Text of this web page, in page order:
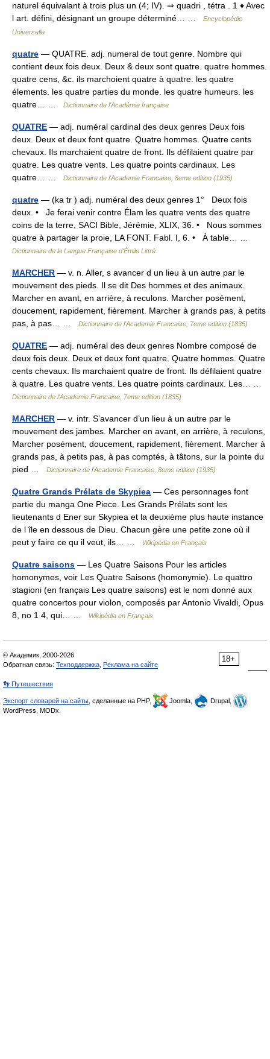
naturel équivalant à trois plus un (4; IV). ⇒ quadri , tétra . 1 ♦ Avec
l art. défini, désignant un groupe déterminé… …
Encyclopédie
Universelle
quatre — QUATRE. adj. numeral de tout genre. Nombre qui
contient deux fois deux. Deux & deux sont quatre. quatre hommes.
quatre cens, &c. ils marchoient quatre à quatre. les quatre
élements. les quatre parties du monde. les quatre humeurs. les
quatre… …
Dictionnaire de l'Académie française
QUATRE — adj. numéral cardinal des deux genres Deux fois
deux. Deux et deux font quatre. Quatre hommes. Quatre cents
chevaux. Ils marchaient quatre de front. Ils défilaient quatre par
quatre. Les quatre vents. Les quatre points cardinaux. Les
quatre… …
Dictionnaire de l'Academie Francaise, 8eme edition (1935)
quatre — (ka tr ) adj. numéral des deux genres 1° Deux fois
deux. • Je ferai venir contre Élam les quatre vents des quatre
coins de la terre, SACI Bible, Jérémie, XLIX, 36. • Nous sommes
quatre à partager la proie, LA FONT. Fabl. I, 6. • À table… …
Dictionnaire de la Langue Française d'Émile Littré
MARCHER — v. n. Aller, s avancer d un lieu à un autre par le
mouvement des pieds. Il se dit Des hommes et des animaux.
Marcher en avant, en arrière, à reculons. Marcher posément,
doucement, rapidement, fièrement. Marcher à grands pas, à petits
pas, à pas… …
Dictionnaire de l'Academie Francaise, 7eme edition (1835)
QUATRE — adj. numéral des deux genres Nombre composé de
deux fois deux. Deux et deux font quatre. Quatre hommes. Quatre
cents chevaux. Ils marchaient quatre de front. Ils défilaient quatre
à quatre. Les quatre vents. Les quatre points cardinaux. Les… …
Dictionnaire de l'Academie Francaise, 7eme edition (1835)
MARCHER — v. intr. S’avancer d’un lieu à un autre par le
mouvement des jambes. Marcher en avant, en arrière, à reculons,
Marcher posément, doucement, rapidement, fièrement. Marcher à
grands pas, à petits pas, à pas comptés, à tâtons, sur la pointe du
pied …
Dictionnaire de l'Academie Francaise, 8eme edition (1935)
Quatre Grands Prélats de Skypiea — Ces personnages font
partie du manga One Piece. Les Grands Prélats sont les
lieutenants d Ener sur Skypiea et la deuxième plus haute instance
de l île en dessous de Dieu. Chacun gère une petite zone où il
peut y faire ce qu il veut, ils… …
Wikipédia en Français
Quatre saisons — Les Quatre Saisons Pour les articles
homonymes, voir Les Quatre Saisons (homonymie). Le quattro
stagioni (en français Les quatre saisons) est le nom donné aux
quatre concertos pour violon, composés par Antonio Vivaldi, Opus
8, no 1 4, qui… …
Wikipédia en Français
18+
© Академик, 2000-2026
Обратная связь: Техподдержка Реклама на сайте
👣 Путешествия
Экспорт словарей на сайты , сделанные на PHP, Joomla,
Drupal,
WordPress, MODx.